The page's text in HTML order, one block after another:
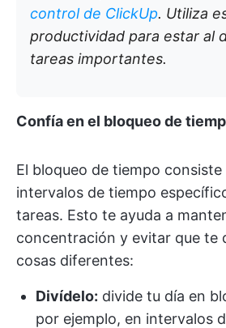
control de ClickUp. Utiliza
productividad para estar al
tareas importantes.
Confía en el bloqueo de
El bloqueo de tiempo
intervalos de tiempo
tareas. Esto te ayuda a
concentración y evitar que te
cosas diferentes:
Divídelo: divide tu día en
por ejemplo, en intervalos